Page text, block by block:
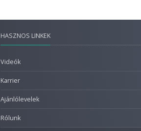
HASZNOS LINKEK
Videók
Karrier
Ajánlólevelek
Rólunk